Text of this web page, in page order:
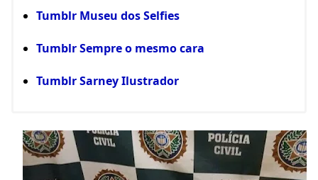
Tumblr Museu dos Selfies
Tumblr Sempre o mesmo cara
Tumblr Sarney Ilustrador